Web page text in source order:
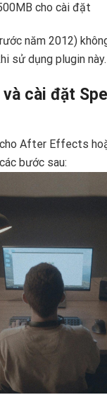
cho cài đặt
năm 2012)
sử dụng plugin này.
cài đặt
After Effects
bước sau: